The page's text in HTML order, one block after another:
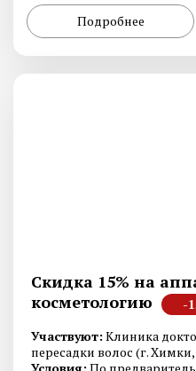
Подробнее
Скидка 15% на
косметологию
-
Участвуют: Клиника
пересадки волос (г.
Условия: По